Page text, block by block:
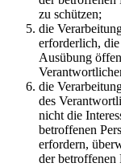
zu schützen;
die
erforderlich,
Ausübung
die
des
nicht die
betroffenen
erfordern,
der betroffenen